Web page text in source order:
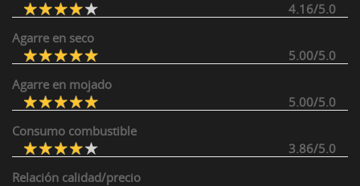
4.16/5.0
Agarre en seco
5.00/5.0
Agarre en mojado
5.00/5.0
Consumo combustible
3.86/5.0
Relación calidad/precio